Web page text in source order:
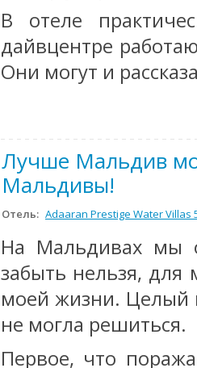
В отеле
дайвцентре
Они могут и
Лучше Мальдив
Мальдивы!
Отель: Adaaran Prestige Water Villas
На Мальдивах мы
забыть нельзя, для
моей жизни. Целый
не могла решиться.
Первое, что